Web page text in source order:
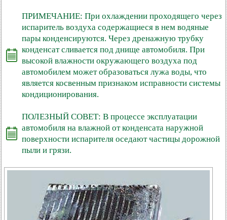
ПРИМЕЧАНИЕ: При охлаждении проходящего через
испаритель воздуха содержащиеся в нем водяные
пары конденсируются. Через дренажную трубку
конденсат сливается под днище автомобиля. При
высокой влажности окружающего воздуха под
автомобилем может образоваться лужа воды, что
является косвенным признаком исправности системы
кондиционирования.
ПОЛЕЗНЫЙ СОВЕТ: В процессе эксплуатации
автомобиля на влажной от конденсата наружной
поверхности испарителя оседают частицы дорожной
пыли и грязи.